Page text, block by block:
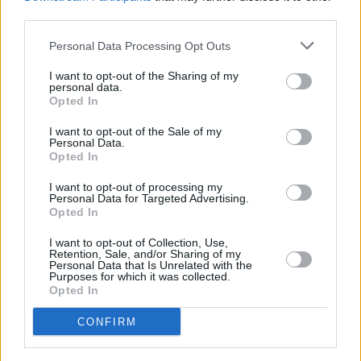
Personal Data Processing Opt Outs
I want to opt-out of the Sharing of my
personal data.
Opted In
I want to opt-out of the Sale of my
Personal Data.
Opted In
I want to opt-out of processing my
Personal Data for Targeted Advertising.
Opted In
I want to opt-out of Collection, Use,
Retention, Sale, and/or Sharing of my
Personal Data that Is Unrelated with the
Purposes for which it was collected.
Opted In
CONFIRM
Το ήπαρ του 15χρονου Σπύρου
μεταμοσχεύτηκε με επιτυχία σε έναν 43χρονο
Αθήνας, ενώ στο ίδιο νοσοκομείο
πραγματοποιήθηκε και η μεταμόσχευση του
ενός νεφρού σε έναν 53χρονο.
Με απόλυτη επιτυχία ολοκληρώθηκε στο
“Ιπποκράτειο” νοσοκομείο της
Θεσσαλονίκης και η μεταμόσχευση νεφρού
από τον 14χρονο σε έναν 32χρονο άνδρα. Ο
λήπτης θα παραμείνει τα επόμενα 24ωρα υπό
στενή ιατρική παρακολούθηση, σύμφωνα με
το προβλεπόμενο πρωτόκολλο.